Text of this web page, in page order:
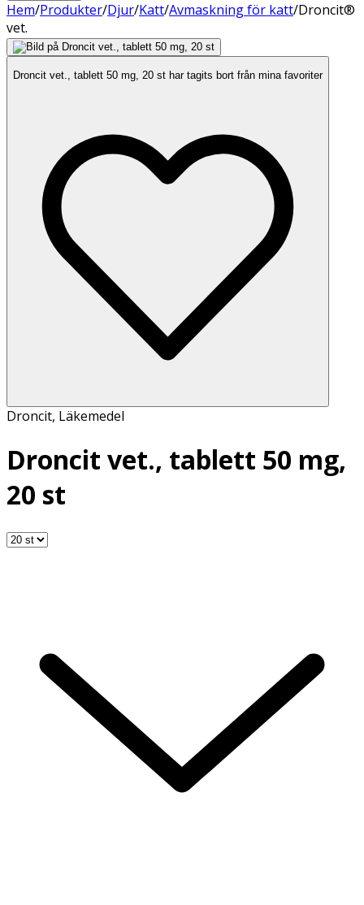
Hem/Produkter/Djur/Katt/Avmaskning för katt/Droncit®
vet.
Droncit vet., tablett 50 mg, 20 st har tagits bort från mina favoriter
Droncit, Läkemedel
Droncit vet., tablett 50 mg,
20 st